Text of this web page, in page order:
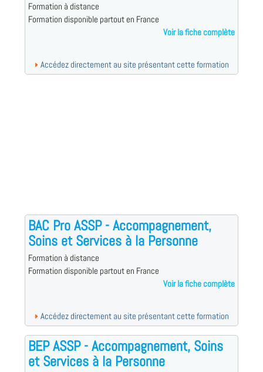
Formation à distance
Formation disponible partout en France
Voir la fiche complète
Accédez directement au site présentant cette formation
BAC Pro ASSP - Accompagnement,
Soins et Services à la Personne
Formation à distance
Formation disponible partout en France
Voir la fiche complète
Accédez directement au site présentant cette formation
BEP ASSP - Accompagnement, Soins
et Services à la Personne